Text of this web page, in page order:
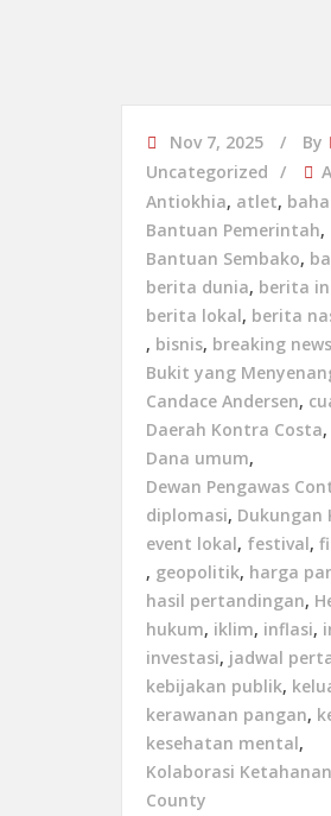
Nov 7, 2025 By
Uncategorized
Antiokhia, atlet,
Bantuan Pemerintah,
Bantuan Sembako,
berita dunia, berita
berita lokal, berita
, bisnis, breaking news
Bukit yang
Candace Andersen,
Daerah Kontra Costa,
Dana umum,
Dewan Pengawas
diplomasi, Dukungan
event lokal, festival,
, geopolitik, harga
hasil pertandingan,
hukum, iklim, inflasi,
investasi, jadwal
kebijakan publik,
kerawanan pangan,
kesehatan mental,
Kolaborasi
County